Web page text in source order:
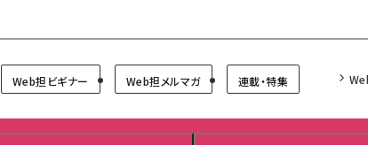
Web担ビギナー Web担メルマガ 連載・特集
＼ 読者アンケートにご協力ください ／